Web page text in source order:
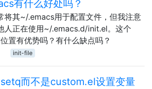
有什么好处吗？
将其~/.emacs用于配置文件，但我注意
人正在使用~/.emacs.d/init.el。这个
置有优势吗？有什么缺点吗？
init-file
而不是custom.el设置变量